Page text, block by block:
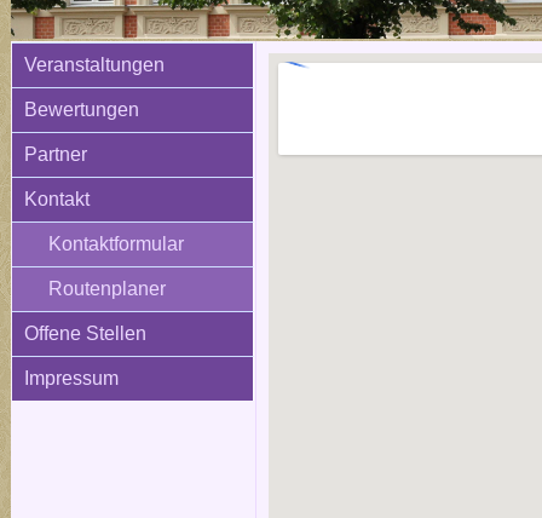
Veranstaltungen
Bewertungen
Partner
Kontakt
Kontaktformular
Routenplaner
Offene Stellen
Impressum